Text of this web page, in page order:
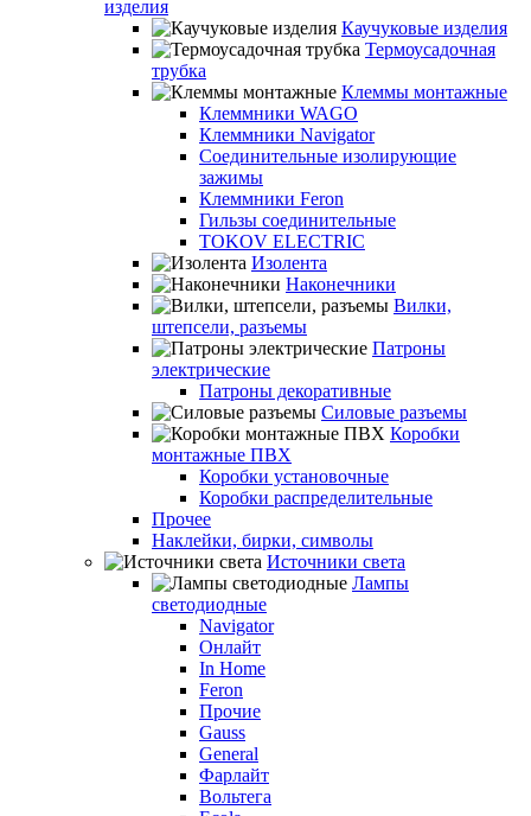
изделия
Каучуковые изделия
Термоусадочная
трубка
Клеммы монтажные
Клеммники WAGO
Клеммники Navigator
Соединительные изолирующие
зажимы
Клеммники Feron
Гильзы соединительные
TOKOV ELECTRIC
Изолента
Наконечники
Вилки,
штепсели, разъемы
Патроны
электрические
Патроны декоративные
Силовые разъемы
Коробки
монтажные ПВХ
Коробки установочные
Коробки распределительные
Прочее
Наклейки, бирки, символы
Источники света
Лампы
светодиодные
Navigator
Онлайт
In Home
Feron
Прочие
Gauss
General
Фарлайт
Вольтега